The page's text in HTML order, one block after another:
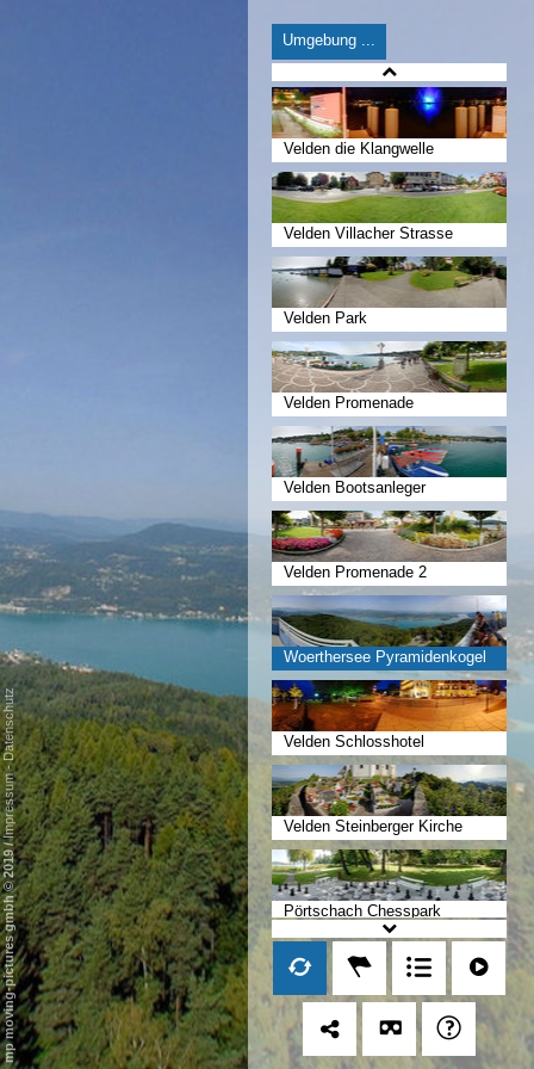
Umgebung ...
Velden die Klangwelle
Velden Villacher Strasse
Velden Park
Velden Promenade
Velden Bootsanleger
Velden Promenade 2
Woerthersee Pyramidenkogel
Velden Schlosshotel
Velden Steinberger Kirche
Pörtschach Chesspark
Pörtschach Freizeitpark
mp moving-pictures gmbh © 2019
/
Impressum
-
Datenschutz